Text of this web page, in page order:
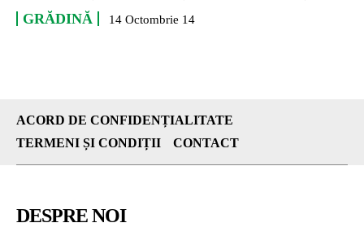
GRĂDINĂ 14 Octombrie 14
ACORD DE CONFIDENȚIALITATE
TERMENI ȘI CONDIȚII
CONTACT
DESPRE NOI